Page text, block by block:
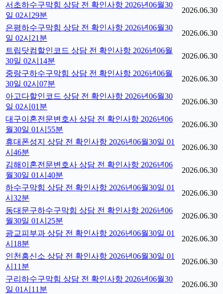
서초하수구막힘 상담 전 확인사항 2026년06월30
일 02시29분
2026.06.30
은평하수구막힘 상담 전 확인사항 2026년06월30
일 02시21분
2026.06.30
트립닷컴할인코드 상담 전 확인사항 2026년06월
30일 02시14분
2026.06.30
중랑구하수구막힘 상담 전 확인사항 2026년06월
30일 02시07분
2026.06.30
아고다할인코드 상담 전 확인사항 2026년06월30
일 02시01분
2026.06.30
대구이혼전문변호사 상담 전 확인사항 2026년06
월30일 01시55분
2026.06.30
휴대폰성지 상담 전 확인사항 2026년06월30일 01
시46분
2026.06.30
김해이혼전문변호사 상담 전 확인사항 2026년06
월30일 01시40분
2026.06.30
하수구막힘 상담 전 확인사항 2026년06월30일 01
시32분
2026.06.30
동대문구하수구막힘 상담 전 확인사항 2026년06
월30일 01시25분
2026.06.30
광교피부과 상담 전 확인사항 2026년06월30일 01
시18분
2026.06.30
인천흥신소 상담 전 확인사항 2026년06월30일 01
시11분
2026.06.30
구리하수구막힘 상담 전 확인사항 2026년06월30
일 01시11분
2026.06.30